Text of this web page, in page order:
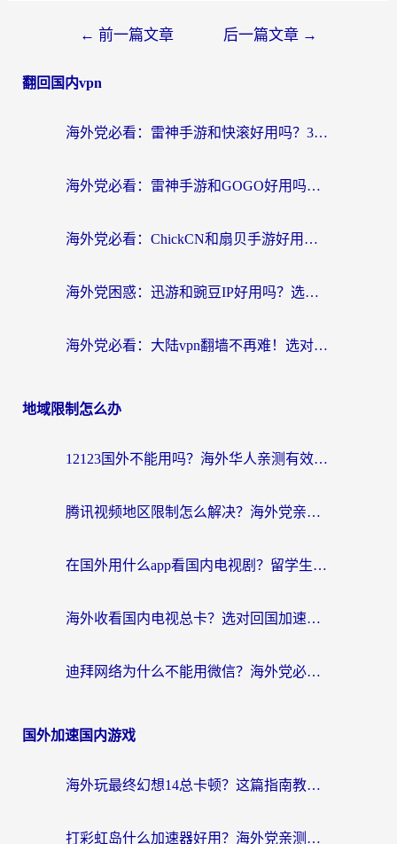
← 前一篇文章 后一篇文章 →
翻回国内vpn
海外党必看：雷神手游和快滚好用吗？3步选对回国加速器无缝刷国内资源
海外党必看：雷神手游和GOGO好用吗？3步选对回国加速器，无缝刷剧玩原神
海外党必看：ChickCN和扇贝手游好用吗？3步选对回国加速器无缝刷国内资源
海外党困惑：迅游和豌豆IP好用吗？选对回国加速器，刷剧游戏再也不卡
海外党必看：大陆vpn翻墙不再难！选对加速器，无缝刷国内资源
地域限制怎么办
12123国外不能用吗？海外华人亲测有效的回国加速方案来了
腾讯视频地区限制怎么解决？海外党亲测有效的回国加速器选择指南
在国外用什么app看国内电视剧？留学生亲测有效的回国加速方案
海外收看国内电视总卡？选对回国加速器，让你流畅追《狂飙》《长相思》
迪拜网络为什么不能用微信？海外党必看的回国加速解决方案
国外加速国内游戏
海外玩最终幻想14总卡顿？这篇指南教你选对加速器（附非洲美国玩家实测）
打彩虹岛什么加速器好用？海外党亲测的国服游戏加速终极指南